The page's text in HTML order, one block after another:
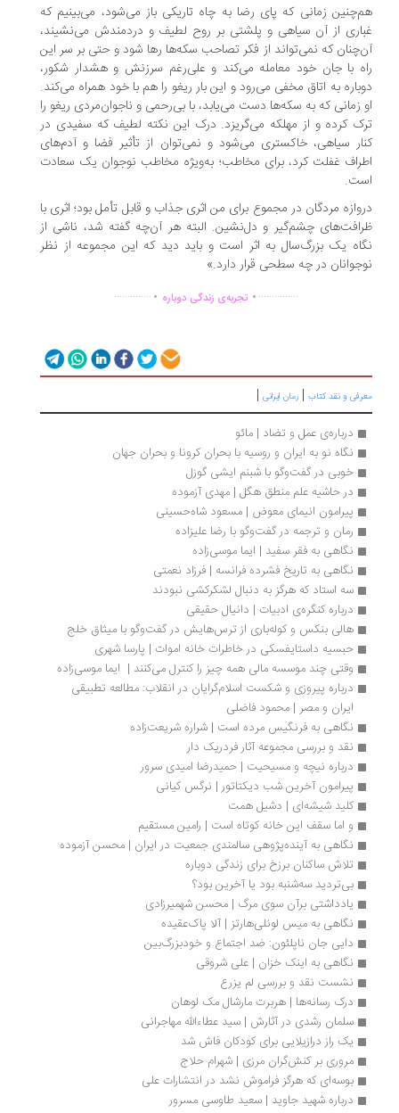
زمانی که پای رضا به چاه تاریکی باز می‌شود، می‌بینیم که
از آن سیاهی و پلشتی بر روح لطیف و دردمندش می‌نشیند،
که نمی‌تواند از فکر تصاحب سکه‌ها رها شود و حتی بر سر این
با جان خود معامله می‌کند و علی‌رغم سرزنش و هشدار شکور،
به اتاق مخفی می‌رود و این بار ریغو را هم با خود همراه می‌کند.
زمانی که به سکه‌ها دست می‌یابد، با بی‌رحمی و ناجوان‌مردی ریغو را
کرده و از مهلکه می‌گریزد. درک این نکته لطیف که سفیدی در
سیاهی، خاکستری می‌شود و نمی‌توان از تأثیر فضا و آدم‌های
غفلت کرد، برای مخاطب؛ به‌ویژه مخاطب نوجوان یک سعادت
مردگان در مجموع برای من اثری جذاب و قابل تأمل بود؛ اثری با
چشم‌گیر و دل‌نشین. البته هر آن‌چه گفته شد، ناشی از
یک بزرگ‌سال به اثر است و باید دید که این مجموعه از نظر
در چه سطحی قرار دارد.»
...............
. تجربه‌ی زندگی دوباره.
..............
و نقد کتاب|رمان ایرانی|
درباره‌ی عمل و تضاد | مائو
نگاه نو به ایران و روسیه با بحران کرونا و بحران جهان
خوبی در گفت‌وگو با شبنم ایشی گوزل
در حاشیه علم منطق هگل | مهدی آزموده
پیرامون انیمای معوض | مسعود شاه‏‌حسینی
رمان و ترجمه در گفت‌وگو با رضا علیزاده
نگاهی به فقر سفید | ایما موسی‌زاده
نگاهی به تاریخ فشرده فرانسه | فرزاد نعمتی
سه استاد که هرگز به دنبال لشکرکشی نبودند
درباره کنگره‌ی ادبیات | دانیال حقیقی
هالی بنکس و کوله‌باری از ترس‌هایش در گفت‌وگو با میثاق خلج
حبسیه داستایفسکی در خاطرات خانه اموات | پارسا شهری
وقتی چند موسسه مالی همه چیز را کنترل می‌کنند |  ایما موسی‌زاده
درباره پیروزی و شکست اسلام‌گرایان در انقلاب: مطالعه تطبیقی
ایران و مصر | محمود فاضلی
نگاهی به فرنگیس مرده است | شراره شریعت‌زاده
نقد و بررسی مجموعه آثار فردریک دار
درباره نیچه و مسیحیت | حمیدرضا امیدی سرور
پیرامون آخرین شب دیکتاتور | نرگس کیانی
کلید شیشه‌ای | دشیل همت
و اما سقف این خانه کوتاه است | رامین مستقیم
نگاهی به آینده‌پژوهی سالمندی جمعیت در ایران | محسن آزموده
تلاش ساکنان برزخ برای زندگی دوباره
بی‌تردید سه‌شنبه بود یا آخرین بود؟
یادداشتی برآن سوی مرگ | محسن شهمیرزادی
نگاهی به میس لونلی‌هارتز | آلا پاک‌عقیده
دایی جان ناپلئون: ضد اجتماع و خودبزرگ‌بین
نگاهی به اینک خزان | علی شروقی
نشست نقد و بررسی لم یزرع
درک رسانه‌ها | هربرت مارشال مک لوهان
سلمان رشدی در آثارش | سید عطاءالله مهاجرانی
یک راز درازیلایی برای کودکان فاش شد
مروری بر کنش‌گران مرزی | شهرام حلاج
بوسه‌ای که هرگز فراموش نشد در انتشارات علی
درباره شهید جاوید | سعید طاوسی مسرور